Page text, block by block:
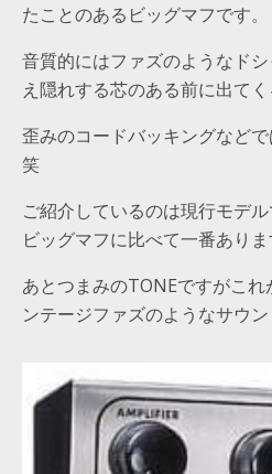
たことのあるビッグマフです。
音質的にはファズのようなド
え隠れする芯のある前に出てく
歪みのコードバッキングなど
笑
ご紹介しているのは現行モデ
ビッグマフに比べて一番ありま
あとつまみのTONEですがこ
ンテージファズのようなサウン